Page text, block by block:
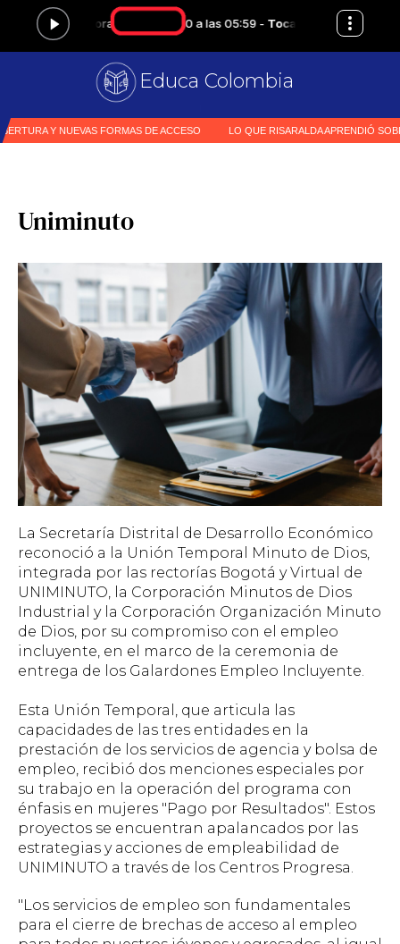
Educa Colombia
Uniminuto
La Secretaría Distrital de Desarrollo Económico
reconoció a la Unión Temporal Minuto de Dios,
integrada por las rectorías Bogotá y Virtual de
UNIMINUTO, la Corporación Minutos de Dios
Industrial y la Corporación Organización Minuto
de Dios, por su compromiso con el empleo
incluyente, en el marco de la ceremonia de
entrega de los Galardones Empleo Incluyente.
Esta Unión Temporal, que articula las
capacidades de las tres entidades en la
prestación de los servicios de agencia y bolsa de
empleo, recibió dos menciones especiales por
su trabajo en la operación del programa con
énfasis en mujeres "Pago por Resultados". Estos
proyectos se encuentran apalancados por las
estrategias y acciones de empleabilidad de
UNIMINUTO a través de los Centros Progresa.
"Los servicios de empleo son fundamentales
para el cierre de brechas de acceso al empleo